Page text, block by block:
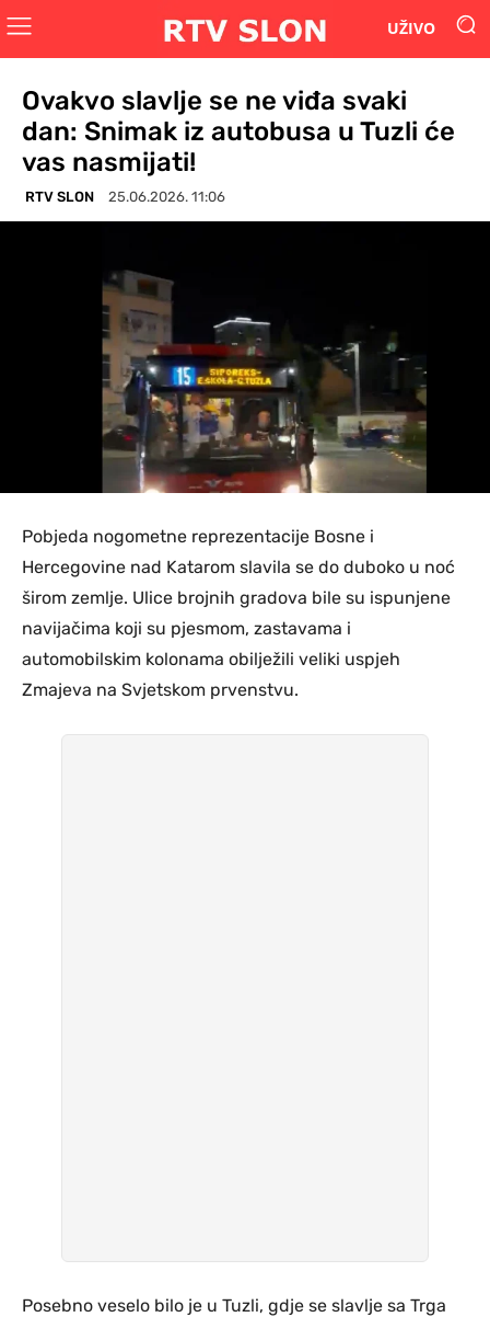
UŽIVO
Ovakvo slavlje se ne viđa svaki
dan: Snimak iz autobusa u Tuzli će
vas nasmijati!
RTV SLON 25.06.2026. 11:06
Pobjeda nogometne reprezentacije Bosne i
Hercegovine nad Katarom slavila se do duboko u noć
širom zemlje. Ulice brojnih gradova bile su ispunjene
navijačima koji su pjesmom, zastavama i
automobilskim kolonama obilježili veliki uspjeh
Zmajeva na Svjetskom prvenstvu.
Posebno veselo bilo je u Tuzli, gdje se slavlje sa Trga